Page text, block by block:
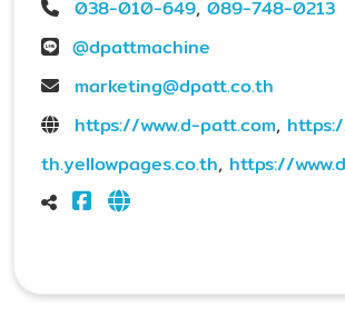
038-010-649, 089-748-0213
@dpattmachine
marketing@dpatt.co.th
https://www.d-patt.com,
th.yellowpages.co.th, https://